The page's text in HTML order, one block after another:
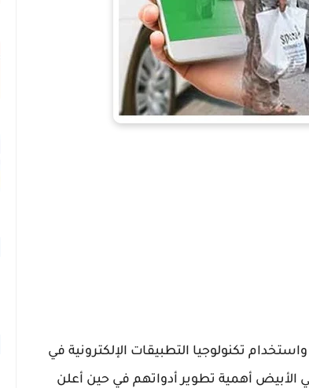
، واستخدام تكنولوجيا التطبيقات الإلكترونية في
الأبيض أهمية تطوير أدواتهم في حين أعلن